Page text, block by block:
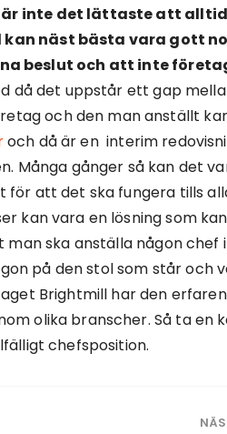
inte det lättaste att
näst bästa vara gott
beslut och att inte
då det uppstår ett gap
och den man anställt
och då är en interim
Många gånger så kan det
att det ska fungera tills
kan vara en lösning som
ska anställa någon chef
på den stol som står och
Brightmill har den
olika branscher. Så ta en
chefsposition.